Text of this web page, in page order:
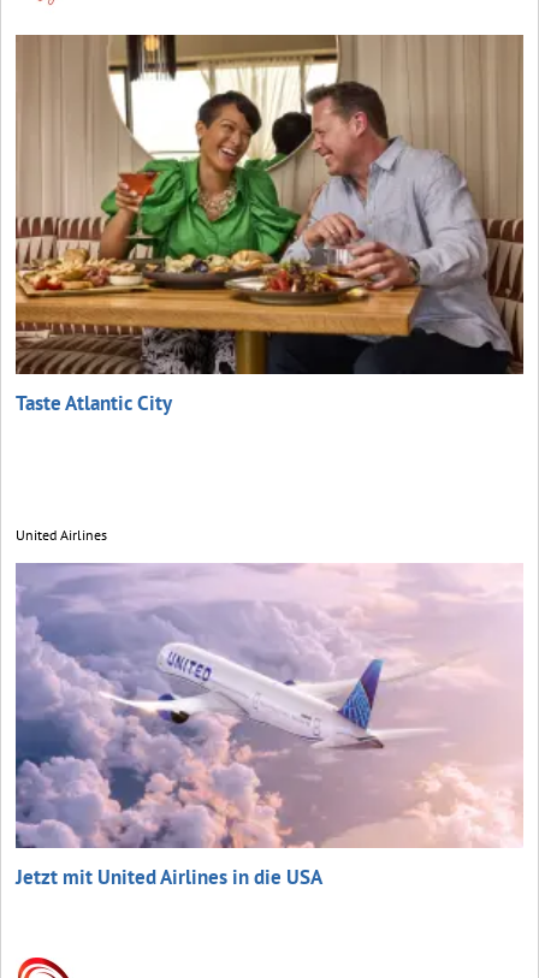
Taste Atlantic City
United Airlines
Jetzt mit United Airlines in die USA